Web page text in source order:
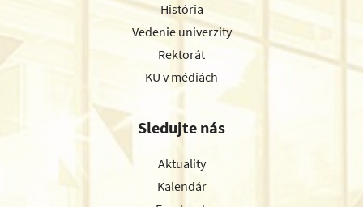
História
Vedenie univerzity
Rektorát
KU v médiách
Sledujte nás
Aktuality
Kalendár